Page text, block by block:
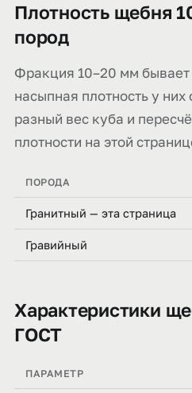
Плотность щебня
пород
Фракция 10–20 мм бывает
насыпная плотность у них
разный вес куба и
плотности на этой
ПОРОДА
Гранитный — эта страница
Гравийный
Характеристики
ГОСТ
ПАРАМЕТР